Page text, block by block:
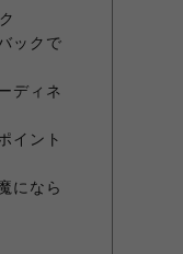
ックで
ディネ
イント
になら